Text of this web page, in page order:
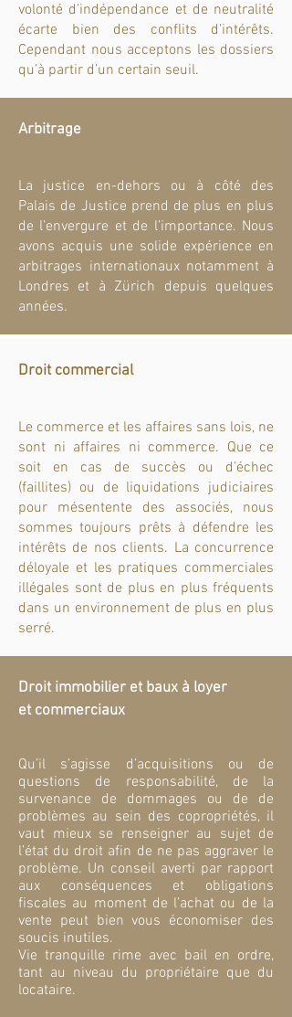
volonté d’indépendance et de neutralité
écarte bien des conflits d’intérêts.
Cependant nous acceptons les dossiers
qu’à partir d’un certain seuil.
Arbitrage
La justice en-dehors ou à côté des
Palais de Justice prend de plus en plus
de l’envergure et de l’importance. Nous
avons acquis une solide expérience en
arbitrages internationaux notamment à
Londres et à Zürich depuis quelques
années.
Droit commercial
Le commerce et les affaires sans lois, ne
sont ni affaires ni commerce. Que ce
soit en cas de succès ou d’échec
(faillites) ou de liquidations judiciaires
pour mésentente des associés, nous
sommes toujours prêts à défendre les
intérêts de nos clients. La concurrence
déloyale et les pratiques commerciales
illégales sont de plus en plus fréquents
dans un environnement de plus en plus
serré.
Droit immobilier et baux à loyer
et commerciaux
Qu’il s’agisse d’acquisitions ou de
questions de responsabilité, de la
survenance de dommages ou de de
problèmes au sein des copropriétés, il
vaut mieux se renseigner au sujet de
l’état du droit afin de ne pas aggraver le
problème. Un conseil averti par rapport
aux conséquences et obligations
fiscales au moment de l’achat ou de la
vente peut bien vous économiser des
soucis inutiles.
Vie tranquille rime avec bail en ordre,
tant au niveau du propriétaire que du
locataire.